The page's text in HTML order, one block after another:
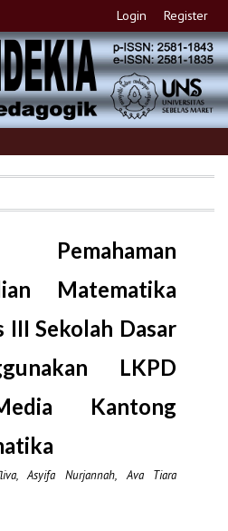
Login Register
Pemahaman
Matematika
III Sekolah Dasar
LKPD
Kantong
Asyifa Nurjannah, Ava Tiara